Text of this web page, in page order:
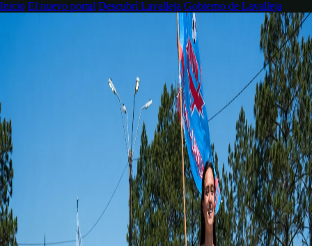
Inicio El nuevo portal Descubrí Lavalleja Gobierno de Lavalleja